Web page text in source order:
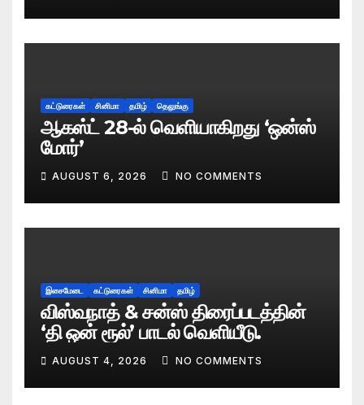
கட்டுரைகள் சினிமா தமிழ் தெலுங்கு
ஆகஸ்ட் 28-ல் வெளியாகிறது ‘ஒன்ஸ்
மோர்’
AUGUST 6, 2026 NO COMMENTS
இசைமேடை கட்டுரைகள் சினிமா தமிழ்
விஸ்வநாத் & சன்ஸ் திரைப்படத்தின்
‘தி ஒன் ரூல்’ பாடல் வெளியீடு.
AUGUST 4, 2026 NO COMMENTS